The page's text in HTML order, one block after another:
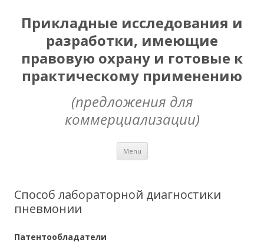
Прикладные исследования и
разработки, имеющие
правовую охрану и готовые к
практическому применению
(предложения для
коммерциализации)
Menu Skip
content
Способ лабораторной диагностики
пневмонии
Патентообладатели